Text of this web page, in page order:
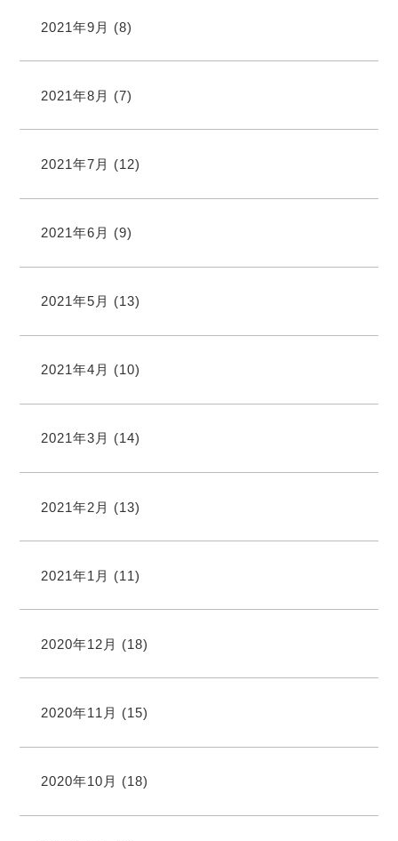
2021年9月 (8)
2021年8月 (7)
2021年7月 (12)
2021年6月 (9)
2021年5月 (13)
2021年4月 (10)
2021年3月 (14)
2021年2月 (13)
2021年1月 (11)
2020年12月 (18)
2020年11月 (15)
2020年10月 (18)